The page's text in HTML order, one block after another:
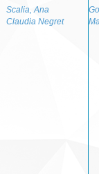
Scalia, Ana
Claudia Negret